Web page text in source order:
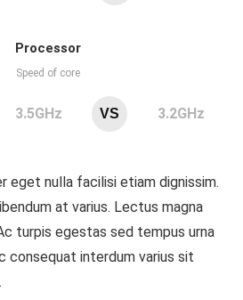
Processor
Speed of core
3.5GHz VS 3.2GHz
eget nulla facilisi etiam dignissim.
at varius. Lectus magna
turpis egestas sed tempus urna
consequat interdum varius sit